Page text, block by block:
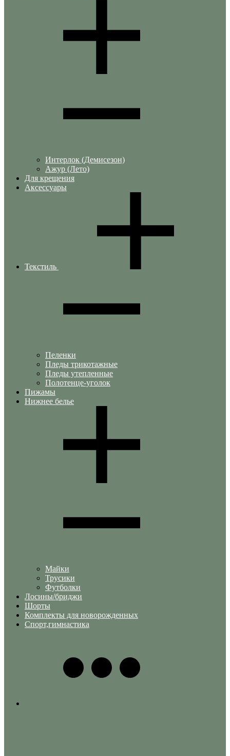
Интерлок (Демисезон)
Ажур (Лето)
Для крещения
Аксессуары
Текстиль
Пеленки
Пледы трикотажные
Пледы утепленные
Полотенце-уголок
Пижамы
Нижнее белье
Майки
Трусики
Футболки
Лосины/бриджи
Шорты
Комплекты для новорожденных
Спорт,гимнастика